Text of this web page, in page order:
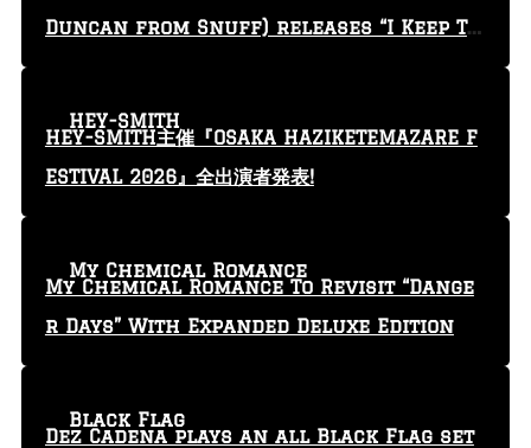
Duncan from Snuff) releases “I Keep Tr
HEY-SMITH主催『OSAKA HAZIKETEMAZARE F
ESTIVAL 2026』全出演者発表!
HEY-SMITH
My Chemical Romance To Revisit “Dange
r Days” With Expanded Deluxe Edition
My Chemical Romance
Dez Cadena plays an all Black Flag set
Black Flag